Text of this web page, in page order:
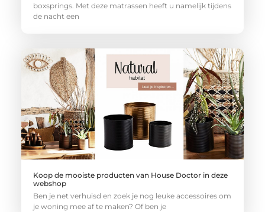
boxsprings. Met deze matrassen heeft u namelijk tijdens
de nacht een
Koop de mooiste producten van House Doctor in deze
webshop
Ben je net verhuisd en zoek je nog leuke accessoires om
je woning mee af te maken? Of ben je